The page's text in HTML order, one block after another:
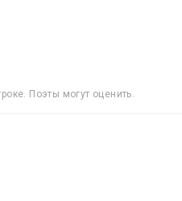
Поэты могут оценить.